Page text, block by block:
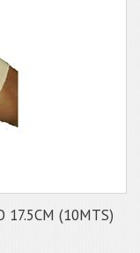
17.5CM (10MTS)